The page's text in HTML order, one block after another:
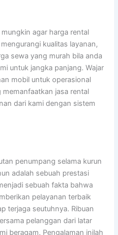
agar harga rental
kualitas layanan,
sewa yang murah bila anda
untuk jangka panjang. Wajar
mobil untuk operasional
jasa rental
dari kami dengan sistem
penumpang selama kurun
adalah sebuah prestasi
sebuah fakta bahwa
pelayanan terbaik
terjaga seutuhnya. Ribuan
pelanggan dari latar
beragam. Pengalaman inilah